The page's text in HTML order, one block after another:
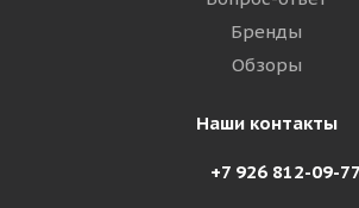
Бренды
Обзоры
Наши контакты
+7 926 812-09-77